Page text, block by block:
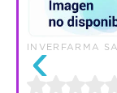
‹
INVERFARMA